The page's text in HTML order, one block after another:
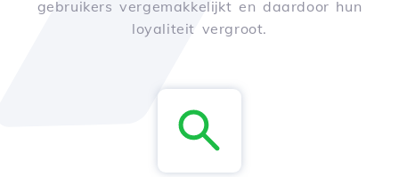
gebruikers vergemakkelijkt en daardoor hun
loyaliteit vergroot.